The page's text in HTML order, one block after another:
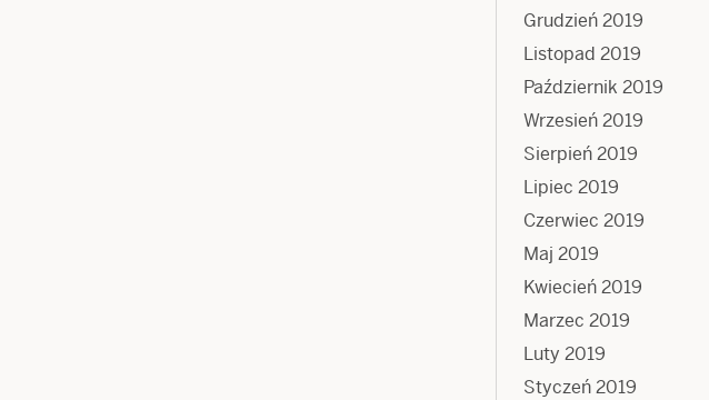
Grudzień 2019
Listopad 2019
Październik 2019
Wrzesień 2019
Sierpień 2019
Lipiec 2019
Czerwiec 2019
Maj 2019
Kwiecień 2019
Marzec 2019
Luty 2019
Styczeń 2019